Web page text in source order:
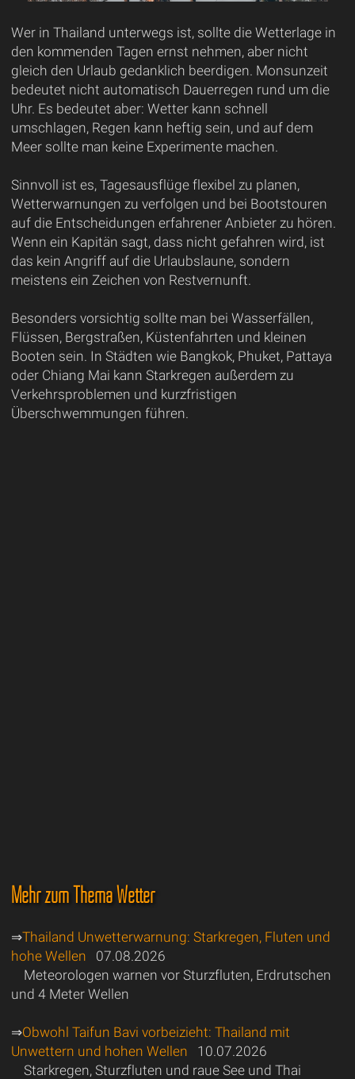
Wer in Thailand unterwegs ist, sollte die Wetterlage in
den kommenden Tagen ernst nehmen, aber nicht
gleich den Urlaub gedanklich beerdigen. Monsunzeit
bedeutet nicht automatisch Dauerregen rund um die
Uhr. Es bedeutet aber: Wetter kann schnell
umschlagen, Regen kann heftig sein, und auf dem
Meer sollte man keine Experimente machen.
Sinnvoll ist es, Tagesausflüge flexibel zu planen,
Wetterwarnungen zu verfolgen und bei Bootstouren
auf die Entscheidungen erfahrener Anbieter zu hören.
Wenn ein Kapitän sagt, dass nicht gefahren wird, ist
das kein Angriff auf die Urlaubslaune, sondern
meistens ein Zeichen von Restvernunft.
Besonders vorsichtig sollte man bei Wasserfällen,
Flüssen, Bergstraßen, Küstenfahrten und kleinen
Booten sein. In Städten wie Bangkok, Phuket, Pattaya
oder Chiang Mai kann Starkregen außerdem zu
Verkehrsproblemen und kurzfristigen
Überschwemmungen führen.
Mehr zum Thema Wetter
⇒Thailand Unwetterwarnung: Starkregen, Fluten und
hohe Wellen 07.08.2026
Meteorologen warnen vor Sturzfluten, Erdrutschen
und 4 Meter Wellen
⇒Obwohl Taifun Bavi vorbeizieht: Thailand mit
Unwettern und hohen Wellen 10.07.2026
Starkregen, Sturzfluten und raue See und Thai